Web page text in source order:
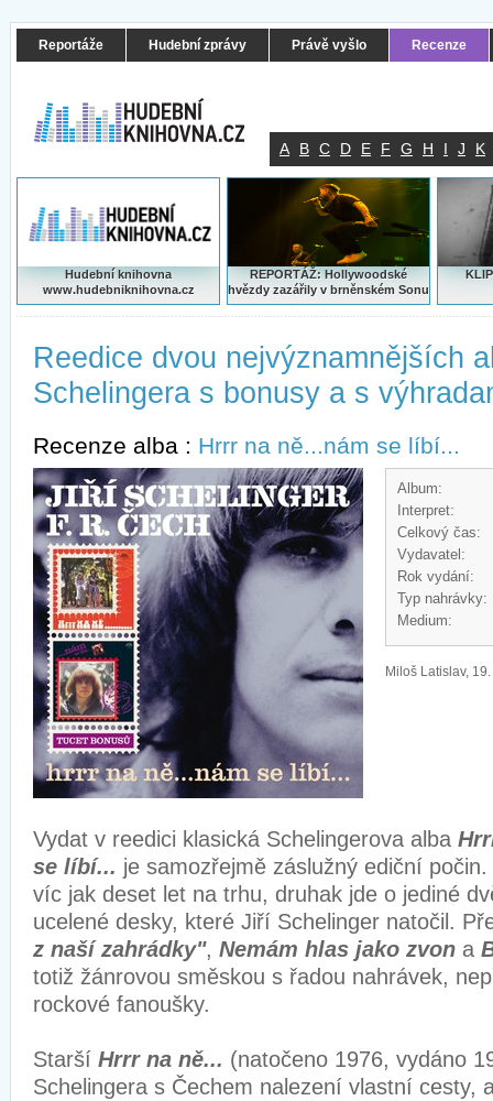
Reportáže Hudební zprávy Právě vyšlo Recenze
A B C D E F G H I J K
Hudební knihovna
www.hudebniknihovna.cz
REPORTÁŽ: Hollywoodské
hvězdy zazářily v brněnském Sonu
Reedice dvou nejvýznamnějších
Schelingera s bonusy a s
Recenze alba : Hrrr na ně...nám se líbí...
Album:
Interpret:
Celkový čas:
Vydavatel:
Rok vydání:
Typ nahrávky:
Medium:
Miloš Latislav,
Vydat v reedici klasická Schelingerova alba
se líbí... je samozřejmě záslužný ediční
víc jak deset let na trhu, druhak jde o jediné
ucelené desky, které Jiří Schelinger natočil.
z naší zahrádky", Nemám hlas jako zvon a
totiž žánrovou směskou s řadou nahrávek,
rockové fanoušky.
Starší Hrrr na ně... (natočeno 1976, vydáno
Schelingera s Čechem nalezení vlastní cesty,